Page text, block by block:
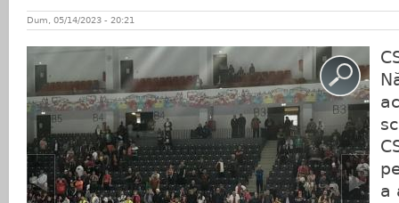
Dum, 05/14/2023 - 20:21
a